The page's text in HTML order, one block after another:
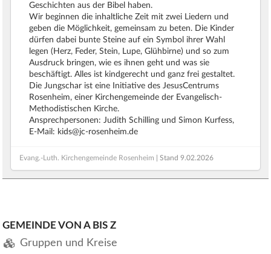
Geschichten aus der Bibel haben.
Wir beginnen die inhaltliche Zeit mit zwei Liedern und
geben die Möglichkeit, gemeinsam zu beten. Die Kinder
dürfen dabei bunte Steine auf ein Symbol ihrer Wahl
legen (Herz, Feder, Stein, Lupe, Glühbirne) und so zum
Ausdruck bringen, wie es ihnen geht und was sie
beschäftigt. Alles ist kindgerecht und ganz frei gestaltet.
Die Jungschar ist eine Initiative des JesusCentrums
Rosenheim, einer Kirchengemeinde der Evangelisch-
Methodistischen Kirche.
Ansprechpersonen: Judith Schilling und Simon Kurfess,
E-Mail: kids@jc-rosenheim.de
Evang.-Luth. Kirchengemeinde Rosenheim | Stand9.02.2026
GEMEINDE VON A BIS Z
Gruppen und Kreise